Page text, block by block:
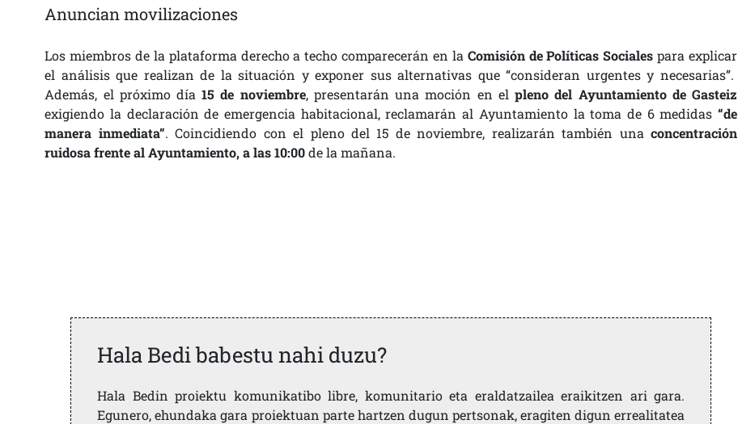
Anuncian movilizaciones
Los miembros de la plataforma derecho a techo comparecerán en la Comisión de Políticas Sociales para explicar
el análisis que realizan de la situación y exponer sus alternativas que “consideran urgentes y necesarias”.
Además, el próximo día15 de noviembre, presentarán una moción en elpleno del Ayuntamiento de Gasteiz
exigiendo la declaración de emergencia habitacional, reclamarán al Ayuntamiento la toma de 6 medidas “de
manera inmediata”. Coincidiendo con el pleno del 15 de noviembre, realizarán también una concentración
ruidosa frente al Ayuntamiento, a las 10:00de la mañana.
Hala Bedi babestu nahi duzu?
Hala Bedin proiektu komunikatibo libre, komunitario eta eraldatzailea eraikitzen ari gara.
Egunero, ehundaka gara proiektuan parte hartzen dugun pertsonak, eragiten digun errealitatea